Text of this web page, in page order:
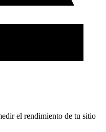
el rendimiento de tu sitio